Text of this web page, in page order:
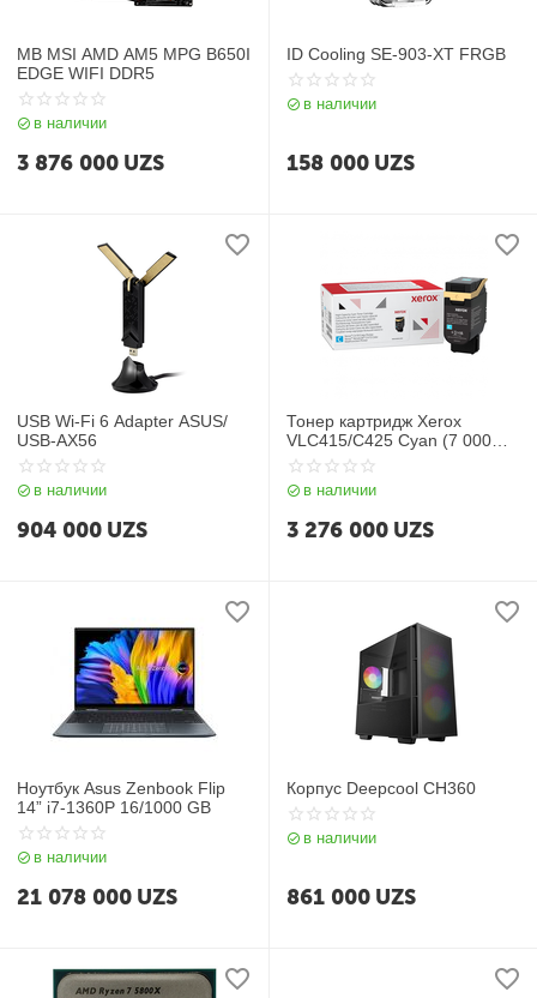
MB MSI AMD AM5 MPG B650I
EDGE WIFI DDR5
в наличии
3 876 000 UZS
ID Cooling SE-903-XT FRGB
в наличии
158 000 UZS
USB Wi-Fi 6 Adapter ASUS/
USB-AX56
в наличии
904 000 UZS
Тонер картридж Xerox
VLC415/C425 Cyan (7 000
стр)
в наличии
3 276 000 UZS
Ноутбук Asus Zenbook Flip
14” i7-1360P 16/1000 GB
в наличии
21 078 000 UZS
Корпус Deepcool CH360
в наличии
861 000 UZS